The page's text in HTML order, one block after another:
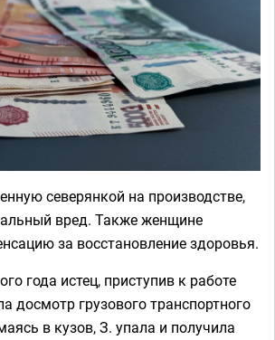
северянкой на производстве,
вред. Также женщине
за восстановление здоровья.
года истец, приступив к работе
досмотр грузового транспортного
в кузов, З. упала и получила